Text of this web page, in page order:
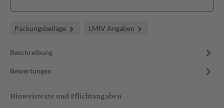
Packungsbeilage LMIV Angaben
Beschreibung
Bewertungen
Hinweistexte und Pflichtangaben